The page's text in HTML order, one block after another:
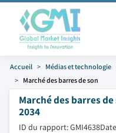
Accueil Médias et technologie
Marché des barres de son
Marché des barres
2034
ID du rapport: GMI4638